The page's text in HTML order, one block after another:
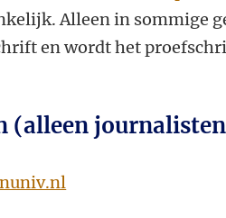
Alleen in sommige
en wordt het
(alleen